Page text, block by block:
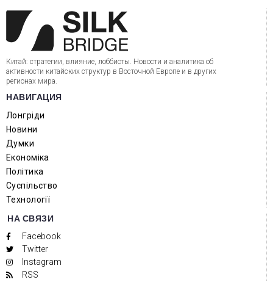
Китай: стратегии, влияние, лоббисты. Новости и аналитика об
активности китайских структур в Восточной Европе и в других
регионах мира.
НАВИГАЦИЯ
Лонгріди
Новини
Думки
Економіка
Політика
Суспільство
Технології
НА СВЯЗИ
Facebook
Twitter
Instagram
RSS